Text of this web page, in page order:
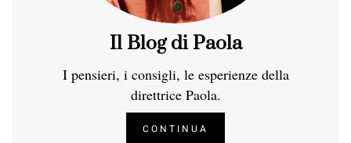
Il Blog di Paola
I pensieri, i consigli, le esperienze della
direttrice Paola.
CONTINUA